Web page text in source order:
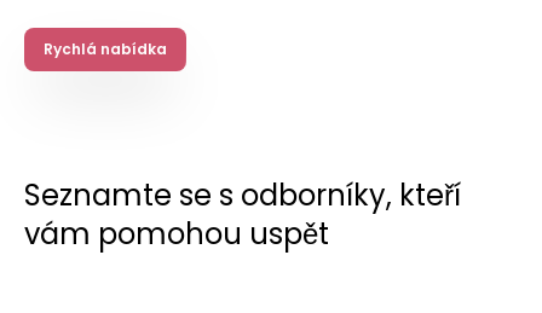
Rychlá nabídka
Seznamte se s odborníky, kteří
vám pomohou uspět